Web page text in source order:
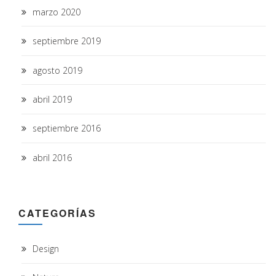
marzo 2020
septiembre 2019
agosto 2019
abril 2019
septiembre 2016
abril 2016
CATEGORÍAS
Design